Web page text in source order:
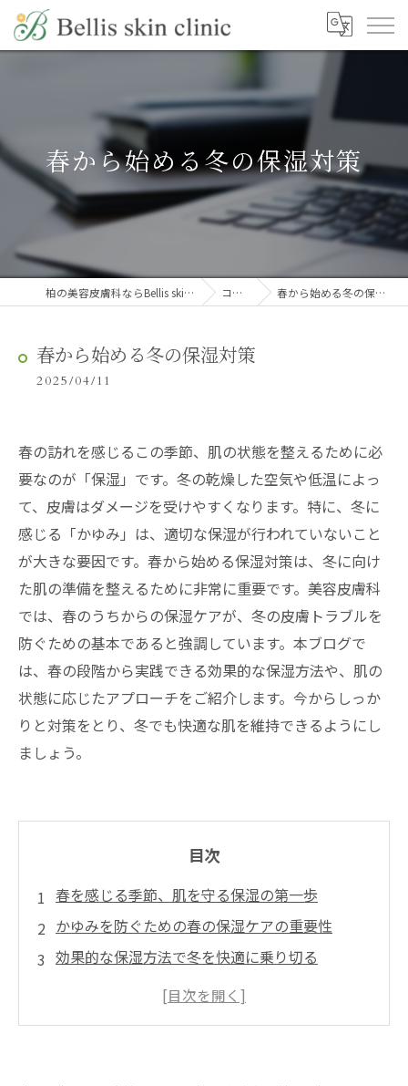
春から始める冬の保湿対策
柏の美容皮膚科ならBellis skin clinic コラム 春から始める冬の保湿対策
春から始める冬の保湿対策
2025/04/11
春の訪れを感じるこの季節、肌の状態を整えるために必
要なのが「保湿」です。冬の乾燥した空気や低温によっ
て、皮膚はダメージを受けやすくなります。特に、冬に
感じる「かゆみ」は、適切な保湿が行われていないこと
が大きな要因です。春から始める保湿対策は、冬に向け
た肌の準備を整えるために非常に重要です。美容皮膚科
では、春のうちからの保湿ケアが、冬の皮膚トラブルを
防ぐための基本であると強調しています。本ブログで
は、春の段階から実践できる効果的な保湿方法や、肌の
状態に応じたアプローチをご紹介します。今からしっか
りと対策をとり、冬でも快適な肌を維持できるようにし
ましょう。
目次
春を感じる季節、肌を守る保湿の第一歩
かゆみを防ぐための春の保湿ケアの重要性
効果的な保湿方法で冬を快適に乗り切る
春のうちからできる！あなただけの保湿ルーチ